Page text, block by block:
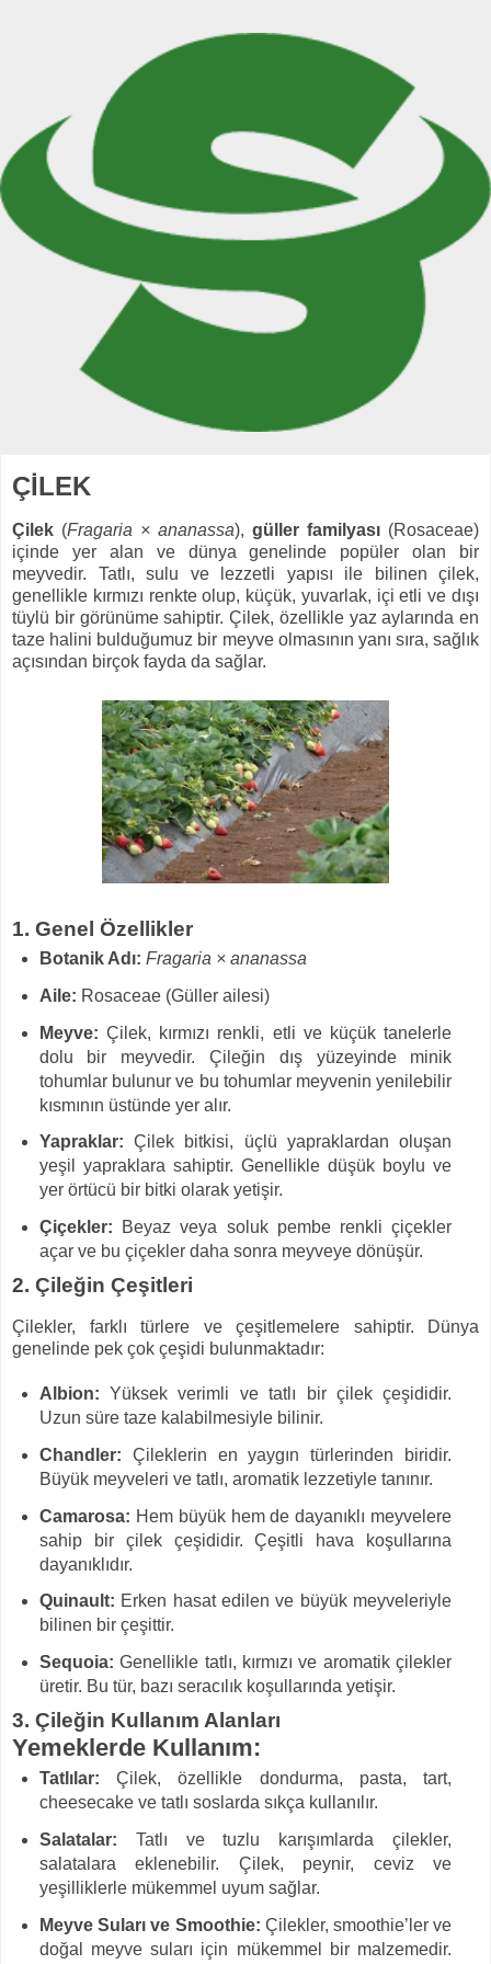
ÇİLEK
Çilek (Fragaria × ananassa), güller familyası (Rosaceae)
içinde yer alan ve dünya genelinde popüler olan bir
meyvedir. Tatlı, sulu ve lezzetli yapısı ile bilinen çilek,
genellikle kırmızı renkte olup, küçük, yuvarlak, içi etli ve dışı
tüylü bir görünüme sahiptir. Çilek, özellikle yaz aylarında en
taze halini bulduğumuz bir meyve olmasının yanı sıra, sağlık
açısından birçok fayda da sağlar.
1. Genel Özellikler
Botanik Adı: Fragaria × ananassa
Aile: Rosaceae (Güller ailesi)
Meyve: Çilek, kırmızı renkli, etli ve küçük tanelerle
dolu bir meyvedir. Çileğin dış yüzeyinde minik
tohumlar bulunur ve bu tohumlar meyvenin yenilebilir
kısmının üstünde yer alır.
Yapraklar: Çilek bitkisi, üçlü yapraklardan oluşan
yeşil yapraklara sahiptir. Genellikle düşük boylu ve
yer örtücü bir bitki olarak yetişir.
Çiçekler: Beyaz veya soluk pembe renkli çiçekler
açar ve bu çiçekler daha sonra meyveye dönüşür.
2. Çileğin Çeşitleri
Çilekler, farklı türlere ve çeşitlemelere sahiptir. Dünya
genelinde pek çok çeşidi bulunmaktadır:
Albion: Yüksek verimli ve tatlı bir çilek çeşididir.
Uzun süre taze kalabilmesiyle bilinir.
Chandler: Çileklerin en yaygın türlerinden biridir.
Büyük meyveleri ve tatlı, aromatik lezzetiyle tanınır.
Camarosa: Hem büyük hem de dayanıklı meyvelere
sahip bir çilek çeşididir. Çeşitli hava koşullarına
dayanıklıdır.
Quinault: Erken hasat edilen ve büyük meyveleriyle
bilinen bir çeşittir.
Sequoia: Genellikle tatlı, kırmızı ve aromatik çilekler
üretir. Bu tür, bazı seracılık koşullarında yetişir.
3. Çileğin Kullanım Alanları
Yemeklerde Kullanım:
Tatlılar: Çilek, özellikle dondurma, pasta, tart,
cheesecake ve tatlı soslarda sıkça kullanılır.
Salatalar: Tatlı ve tuzlu karışımlarda çilekler,
salatalara eklenebilir. Çilek, peynir, ceviz ve
yeşilliklerle mükemmel uyum sağlar.
Meyve Suları ve Smoothie: Çilekler, smoothie’ler ve
doğal meyve suları için mükemmel bir malzemedir.